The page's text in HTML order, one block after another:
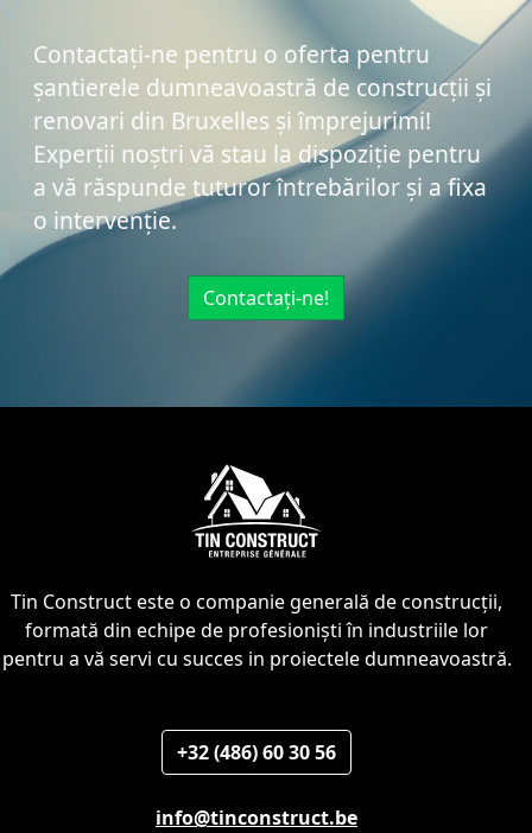
Contactați-ne pentru o oferta pentru
șantierele dumneavoastră de construcții și
renovari din Bruxelles și împrejurimi!
Experții noștri vă stau la dispoziție pentru
a vă răspunde tuturor întrebărilor și a fixa
o intervenție.
Contactați-ne!
Tin Construct este o companie generală de construcții,
formată din echipe de profesioniști în industriile lor
pentru a vă servi cu succes in proiectele dumneavoastră.
+32 (486) 60 30 56
info@tinconstruct.be